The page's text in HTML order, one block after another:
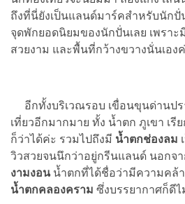
ถึงที่นี่ยังเป็นแลนด์มาร์คสำหรับนักปั่
จุดพักยอดนิยมของนักปั่นเลย เพราะ
สวยงาม และพื้นที่กว้างขวางนั่นเอง
อีกทั้งบริเวณรอบ เขื่อนขุนด่านปร
เที่ยวอีกมากมาย ทั้ง น้ำตก ภูเขา เรี
ก็ว่าได้ค่ะ รวมไปถึงมี น้ำตกช่องลม
วิวสวยจนนึกว่าอยู่กรีนแลนด์ นอกจ
งามงอนน้ำตกที่ได้ชื่อว่ามีความคล้
น้ำตกคลองคราม ซึ่งบรรยากาศก็ดี